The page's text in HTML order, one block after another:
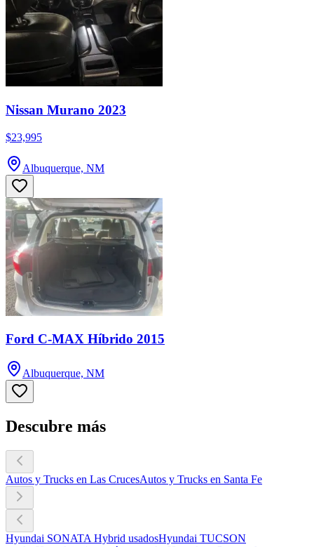
Nissan Murano 2023
$23,995
Albuquerque, NM
Ford C-MAX Híbrido 2015
Albuquerque, NM
Descubre más
Autos y Trucks en Las CrucesAutos y Trucks en Santa Fe
Hyundai SONATA Hybrid usadosHyundai TUCSON